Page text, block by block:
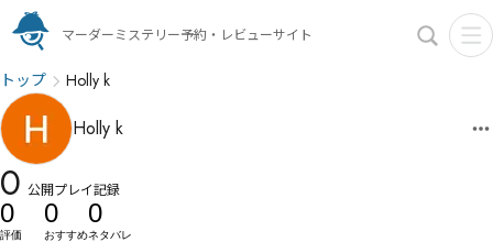
マーダーミステリー予約・レビューサイト
トップ Holly k
Holly k
0 公開プレイ記録
0
評価
0
おすすめ
0
ネタバレ